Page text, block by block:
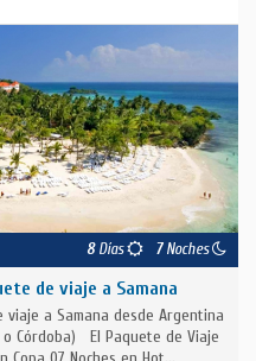
8Días 7Noches
de viaje a Samana
a Samana desde Argentina
o Córdoba) El Paquete de Viaje